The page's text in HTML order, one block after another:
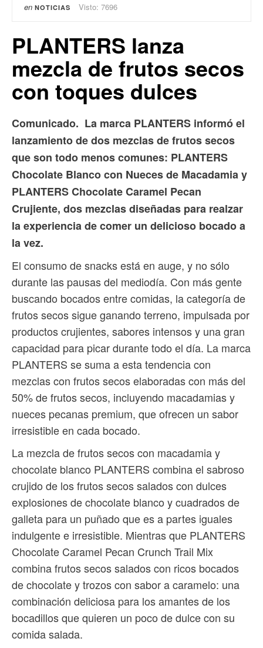
en NOTICIAS Visto: 7696
PLANTERS lanza
mezcla de frutos secos
con toques dulces
Comunicado. La marca PLANTERS informó el
lanzamiento de dos mezclas de frutos secos
que son todo menos comunes: PLANTERS
Chocolate Blanco con Nueces de Macadamia y
PLANTERS Chocolate Caramel Pecan
Crujiente, dos mezclas diseñadas para realzar
la experiencia de comer un delicioso bocado a
la vez.
El consumo de snacks está en auge, y no sólo
durante las pausas del mediodía. Con más gente
buscando bocados entre comidas, la categoría de
frutos secos sigue ganando terreno, impulsada por
productos crujientes, sabores intensos y una gran
capacidad para picar durante todo el día. La marca
PLANTERS se suma a esta tendencia con
mezclas con frutos secos elaboradas con más del
50% de frutos secos, incluyendo macadamias y
nueces pecanas premium, que ofrecen un sabor
irresistible en cada bocado.
La mezcla de frutos secos con macadamia y
chocolate blanco PLANTERS combina el sabroso
crujido de los frutos secos salados con dulces
explosiones de chocolate blanco y cuadrados de
galleta para un puñado que es a partes iguales
indulgente e irresistible. Mientras que PLANTERS
Chocolate Caramel Pecan Crunch Trail Mix
combina frutos secos salados con ricos bocados
de chocolate y trozos con sabor a caramelo: una
combinación deliciosa para los amantes de los
bocadillos que quieren un poco de dulce con su
comida salada.